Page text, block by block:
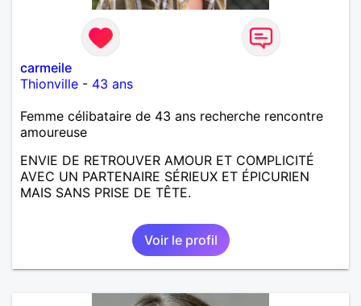
carmeile
Thionville - 43 ans
Femme célibataire de 43 ans recherche rencontre
amoureuse
ENVIE DE RETROUVER AMOUR ET COMPLICITÉ
AVEC UN PARTENAIRE SÉRIEUX ET ÉPICURIEN
MAIS SANS PRISE DE TÊTE.
Voir le profil